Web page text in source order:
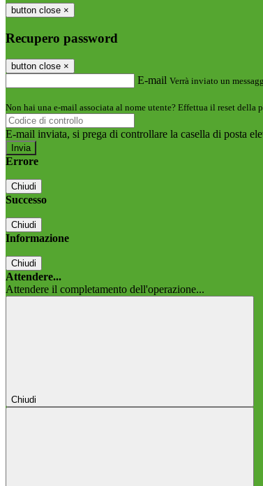
button close ×
Recupero password
button close ×
E-mail Verrà inviato un
Non hai una e-mail associata al nome utente? Effettua il reset della
E-mail inviata, si prega di controllare la casella di posta
Errore
Chiudi
Successo
Chiudi
Informazione
Chiudi
Attendere...
Attendere il completamento dell'operazione...
Chiudi